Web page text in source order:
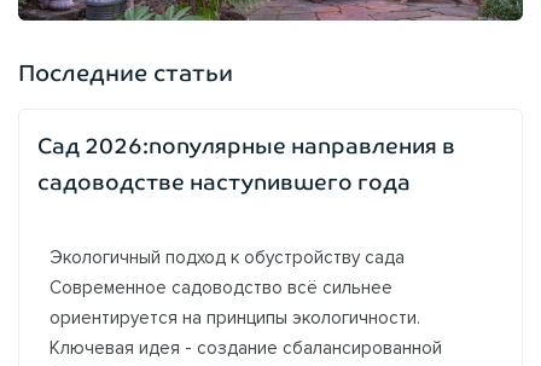
Последние статьи
Сад 2026:популярные направления в
садоводстве наступившего года
Экологичный подход к обустройству сада
Современное садоводство всё сильнее
ориентируется на принципы экологичности.
Ключевая идея - создание сбалансированной